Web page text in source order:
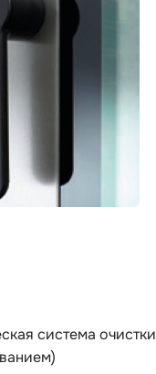
система очистки